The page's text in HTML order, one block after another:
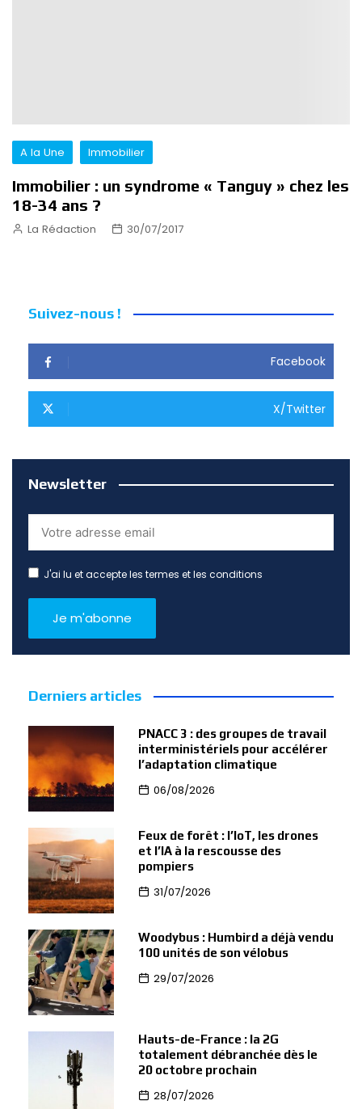
A la Une Immobilier
Immobilier : un syndrome « Tanguy » chez les
18-34 ans ?
La Rédaction 30/07/2017
Suivez-nous !
Facebook
X/Twitter
Newsletter
J'ai lu et accepte les termes et les conditions
Derniers articles
PNACC 3 : des groupes de travail
interministériels pour accélérer
l’adaptation climatique
06/08/2026
Feux de forêt : l’IoT, les drones
et l’IA à la rescousse des
pompiers
31/07/2026
Woodybus : Humbird a déjà vendu
100 unités de son vélobus
29/07/2026
Hauts-de-France : la 2G
totalement débranchée dès le
20 octobre prochain
28/07/2026